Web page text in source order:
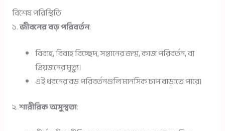
বিশেষ পরিস্থিতি
১.জীবনের বড় পরিবর্তন:
বিবাহ, বিবাহ বিচ্ছেদ, সন্তানের জন্ম, কাজ পরিবর্তন, বা
প্রিয়জনের মৃত্যু।
এই ধরনের বড় পরিবর্তনগুলি মানসিক চাপ বাড়াতে পারে।
২.শারীরিক অসুস্থতা: